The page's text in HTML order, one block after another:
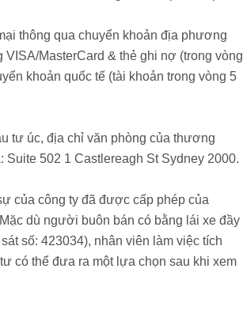
thông qua chuyển khoản địa phương
VISA/MasterCard & thẻ ghi nợ (trong vòng
khoản quốc tế (tài khoản trong vòng 5
tư úc, địa chỉ văn phòng của thương
502 1 Castlereagh St Sydney 2000.
của công ty đã được cấp phép của
dù người buôn bán có bằng lái xe đầy
số: 423034), nhân viên làm việc tích
có thể đưa ra một lựa chọn sau khi xem